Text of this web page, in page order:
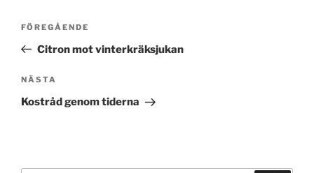
Inläggsnavigering
Föregående
inlägg
FÖREGÅENDE
Citron mot vinterkräksjukan
Nästa
inlägg
NÄSTA
Kostråd genom tiderna